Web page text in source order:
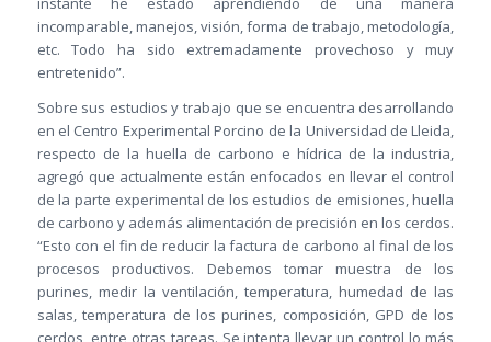
incomparable, manejos, visión, forma de trabajo, metodología,
etc. Todo ha sido extremadamente provechoso y muy
entretenido”.
Sobre sus estudios y trabajo que se encuentra desarrollando
en el Centro Experimental Porcino de la Universidad de Lleida,
respecto de la huella de carbono e hídrica de la industria,
agregó que actualmente están enfocados en llevar el control
de la parte experimental de los estudios de emisiones, huella
de carbono y además alimentación de precisión en los cerdos.
“Esto con el fin de reducir la factura de carbono al final de los
procesos productivos. Debemos tomar muestra de los
purines, medir la ventilación, temperatura, humedad de las
salas, temperatura de los purines, composición, GPD de los
cerdos, entre otras tareas. Se intenta llevar un control lo más